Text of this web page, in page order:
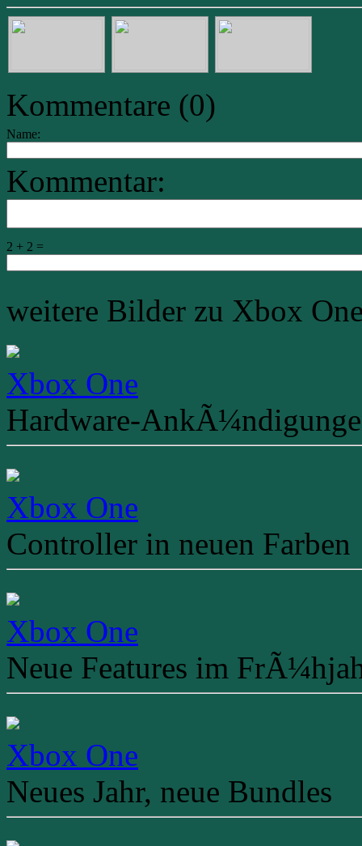
Kommentare (0)
Name:
Kommentar:
2 + 2 =
weitere Bilder zu Xbox
Xbox One
Hardware-
Xbox One
Controller in neuen Farben
Xbox One
Neue Features im
Xbox One
Neues Jahr, neue Bundles